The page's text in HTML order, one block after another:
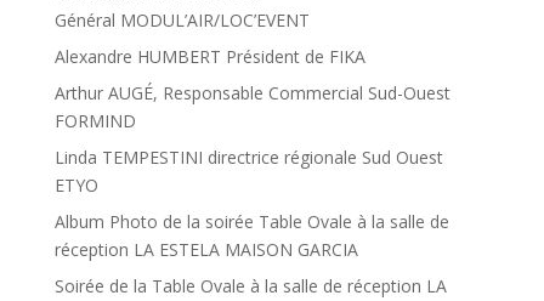
Général MODUL’AIR/LOC’EVENT
Alexandre HUMBERT Président de FIKA
Arthur AUGÉ, Responsable Commercial Sud-Ouest
FORMIND
Linda TEMPESTINI directrice régionale Sud Ouest
ETYO
Album Photo de la soirée Table Ovale à la salle de
réception LA ESTELA MAISON GARCIA
Soirée de la Table Ovale à la salle de réception LA